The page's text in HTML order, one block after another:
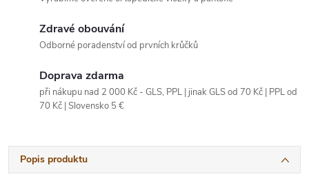
Zdravé obouvání
Odborné poradenství od prvních krůčků
Doprava zdarma
při nákupu nad 2 000 Kč - GLS, PPL | jinak GLS od 70 Kč | PPL od
70 Kč | Slovensko 5 €
Popis produktu